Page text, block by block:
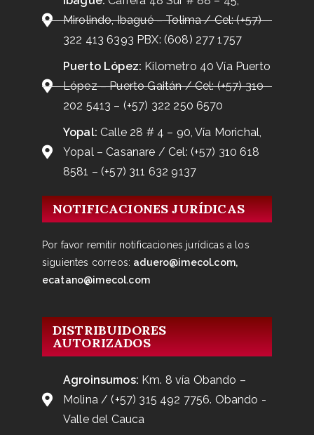
Mirolindo, Ibagué – Tolima / Cel: (+57)
322 413 6393 PBX: (608) 277 1757
Puerto López: Kilometro 40 Vía Puerto
López – Puerto Gaitán / Cel: (+57) 310
202 5413 – (+57) 322 250 6570
Yopal: Calle 28 # 4 – 90, Vía Morichal,
Yopal – Casanare / Cel: (+57) 310 618
8581 – (+57) 311 632 9137
NOTIFICACIONES JURÍDICAS
Por favor remitir notificaciones jurídicas a los
siguientes correos: aduero@imecol.com,
ecatano@imecol.com
DISTRIBUIDORES
AUTORIZADOS
Agroinsumos: Km. 8 vía Obando –
Molina / (+57) 315 492 7756. Obando -
Valle del Cauca